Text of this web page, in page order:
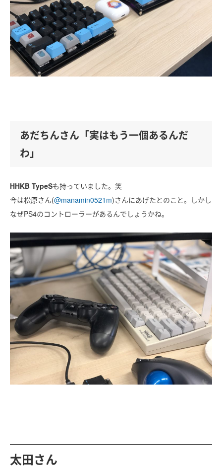
あだちんさん「実はもう一個あるんだ
わ」
HHKB TypeSも持っていました。笑
今は松原さん(@manamin0521m)さんにあげたとのこと。しかし
なぜPS4のコントローラーがあるんでしょうかね。
太田さん